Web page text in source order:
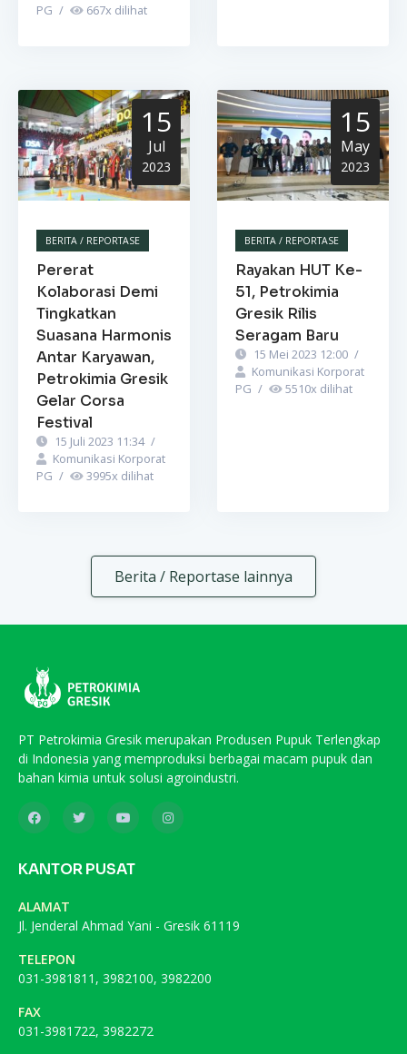
PG / 667x dilihat
15
Jul
2023
BERITA / REPORTASE
Pererat
Kolaborasi Demi
Tingkatkan
Suasana Harmonis
Antar Karyawan,
Petrokimia Gresik
Gelar Corsa
Festival
15 Juli 2023 11:34 /
Komunikasi Korporat
PG / 3995x dilihat
15
May
2023
BERITA / REPORTASE
Rayakan HUT Ke-
51, Petrokimia
Gresik Rilis
Seragam Baru
15 Mei 2023 12:00 /
Komunikasi Korporat
PG / 5510x dilihat
Berita / Reportase lainnya
PT Petrokimia Gresik merupakan Produsen Pupuk Terlengkap
di Indonesia yang memproduksi berbagai macam pupuk dan
bahan kimia untuk solusi agroindustri.
KANTOR PUSAT
ALAMAT
Jl. Jenderal Ahmad Yani - Gresik 61119
TELEPON
031-3981811, 3982100, 3982200
FAX
031-3981722, 3982272